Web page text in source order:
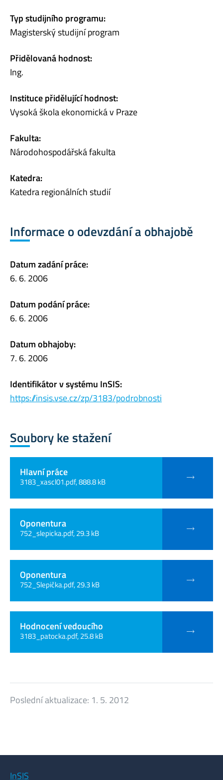
Typ studijního programu:
Magisterský studijní program
Přidělovaná hodnost:
Ing.
Instituce přidělující hodnost:
Vysoká škola ekonomická v Praze
Fakulta:
Národohospodářská fakulta
Katedra:
Katedra regionálních studií
Informace o odevzdání a obhajobě
Datum zadání práce:
6. 6. 2006
Datum podání práce:
6. 6. 2006
Datum obhajoby:
7. 6. 2006
Identifikátor v systému InSIS:
https://insis.vse.cz/zp/3183/podrobnosti
Soubory ke stažení
Hlavní práce
3183_xascl01.pdf, 888.8 kB
Oponentura
752_slepicka.pdf, 29.3 kB
Oponentura
752_Slepička.pdf, 29.3 kB
Hodnocení vedoucího
3183_patocka.pdf, 25.8 kB
Poslední aktualizace: 1. 5. 2012
InSIS